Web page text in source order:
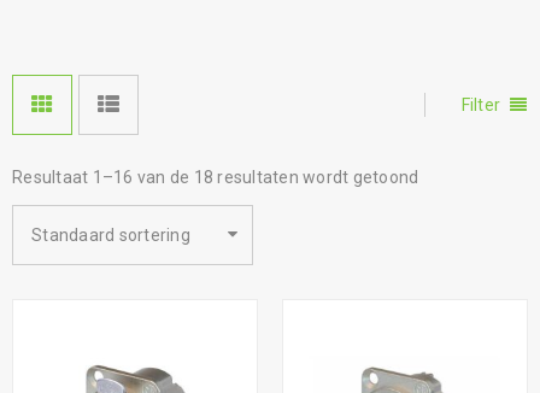
Filter
Resultaat 1–16 van de 18 resultaten wordt getoond
Standaard sortering